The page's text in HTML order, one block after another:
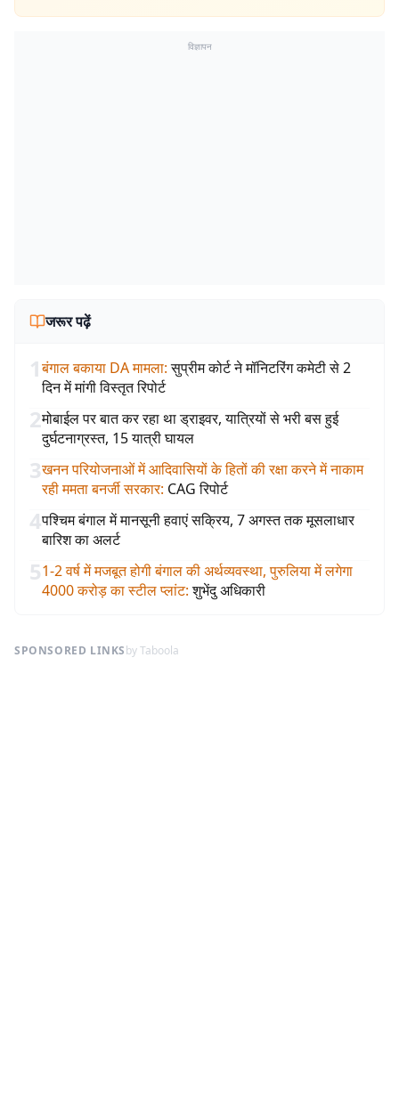
विज्ञापन
जरूर पढ़ें
1बंगाल बकाया DA मामला: सुप्रीम कोर्ट ने मॉनिटरिंग कमेटी से 2
दिन में मांगी विस्तृत रिपोर्ट
2मोबाईल पर बात कर रहा था ड्राइवर, यात्रियों से भरी बस हुई
दुर्घटनाग्रस्त, 15 यात्री घायल
3खनन परियोजनाओं में आदिवासियों के हितों की रक्षा करने में नाकाम
रही ममता बनर्जी सरकार: CAG रिपोर्ट
4पश्चिम बंगाल में मानसूनी हवाएं सक्रिय, 7 अगस्त तक मूसलाधार
बारिश का अलर्ट
51-2 वर्ष में मजबूत होगी बंगाल की अर्थव्यवस्था, पुरुलिया में लगेगा
4000 करोड़ का स्टील प्लांट: शुभेंदु अधिकारी
SPONSORED LINKSby Taboola